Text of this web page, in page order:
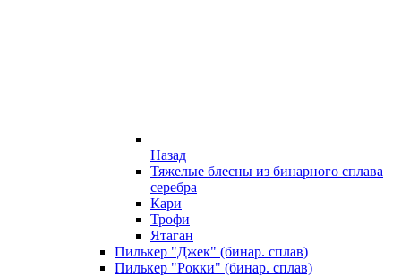
Назад
Тяжелые блесны из бинарного сплава
серебра
Кари
Трофи
Ятаган
Пилькер "Джек" (бинар. сплав)
Пилькер "Рокки" (бинар. сплав)